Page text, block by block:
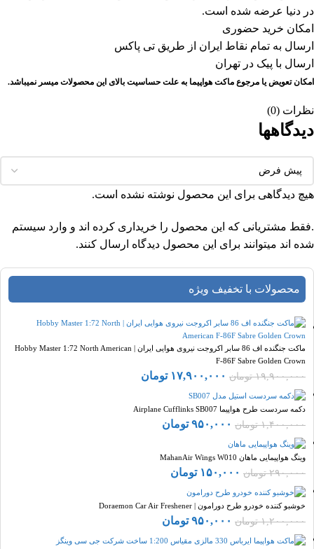
در دنیا عرضه شده است.
امکان خرید حضوری
ارسال به تمام نقاط ایران از طریق تی پاکس
ارسال با پیک در تهران
امکان تعویض یا مرجوع ماکت هواپیما به علت حساسیت بالای این محصولات میسر نمیباشد.
نظرات (0)
دیدگاهها
هیچ دیدگاهی برای این محصول نوشته نشده است.
.فقط مشتریانی که این محصول را خریداری کرده اند و وارد سیستم
شده اند میتوانند برای این محصول دیدگاه ارسال کنند.
محصولات با تخفیف ویژه
ماکت جنگنده اف 86 سابر اکروجت نیروی هوایی ایران | Hobby Master 1:72 North American
F-86F Sabre Golden Crown
۱۹,۹۰۰,۰۰۰ تومان ۱۷,۹۰۰,۰۰۰ تومان
دکمه سردست طرح هواپیما Airplane Cufflinks SB007
۱,۴۰۰,۰۰۰ تومان ۹۵۰,۰۰۰ تومان
وینگ هواپیمایی ماهان MahanAir Wings W010
۲۹۰,۰۰۰ تومان ۱۵۰,۰۰۰ تومان
خوشبو کننده خودرو طرح دورامون | Doraemon Car Air Freshener
۱,۲۰۰,۰۰۰ تومان ۹۵۰,۰۰۰ تومان